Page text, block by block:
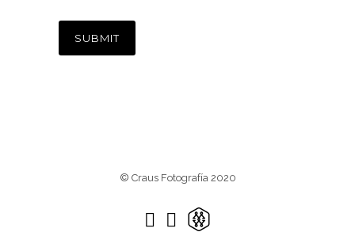
© Craus Fotografía 2020